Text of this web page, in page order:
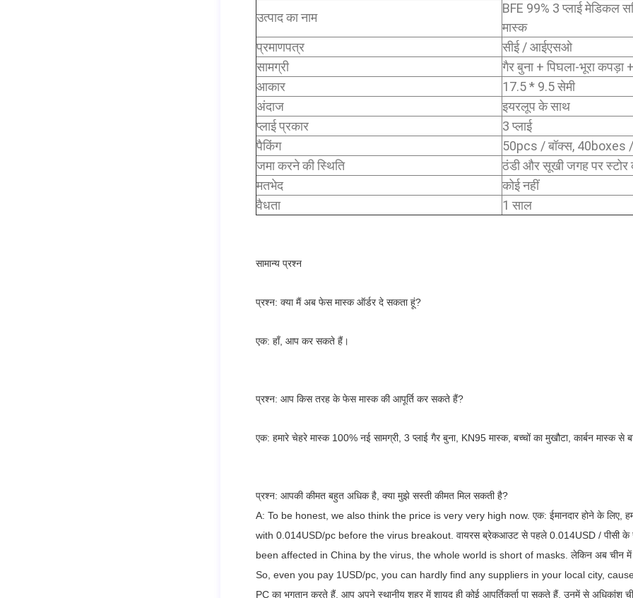
उत्पाद का नाम
BFE 99% 3 प्लाई मेडिकल
मास्क
प्रमाणपत्र
सीई / आईएसओ
सामग्री
गैर बुना + पिघला-भूरा कपड़ा
आकार
17.5 * 9.5 सेमी
अंदाज
इयरलूप के साथ
प्लाई प्रकार
3 प्लाई
पैकिंग
50pcs / बॉक्स, 40boxes
जमा करने की स्थिति
ठंडी और सूखी जगह पर स्टोर
मतभेद
कोई नहीं
वैधता
1 साल
सामान्य प्रश्न
प्रश्न: क्या मैं अब फेस मास्क ऑर्डर दे सकता हूं?
एक: हाँ, आप कर सकते हैं।
प्रश्न: आप किस तरह के फेस मास्क की आपूर्ति कर सकते हैं?
एक: हमारे चेहरे मास्क 100% नई सामग्री, 3 प्लाई गैर बुना, KN95 मास्क, बच्चों का मुखौटा, कार्बन मास्क से
प्रश्न: आपकी कीमत बहुत अधिक है, क्या मुझे सस्ती कीमत मिल सकती है?
A: To be honest, we also think the price is very very high now. एक: ईमानदार होने के लिए,
with 0.014USD/pc before the virus breakout. वायरस ब्रेकआउट से पहले 0.014USD / पीसी के
been affected in China by the virus, the whole world is short of masks. लेकिन अब चीन में
So, even you pay 1USD/pc, you can hardly find any suppliers in your local city,
PC का भुगतान करते हैं, आप अपने स्थानीय शहर में शायद ही कोई आपूर्तिकर्ता पा सकते हैं, उनमें से अधिकांश